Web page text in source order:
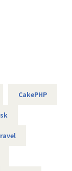
10Hほど！
に触れなが
籍。技術面
の悩みからキ
。
と置いてい
ることを、会
、C++
CakePHP